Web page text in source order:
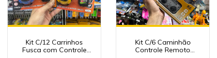
Kit C/12 Carrinhos
Fusca com Controle
Kit C/6 Caminhão
Controle Remoto